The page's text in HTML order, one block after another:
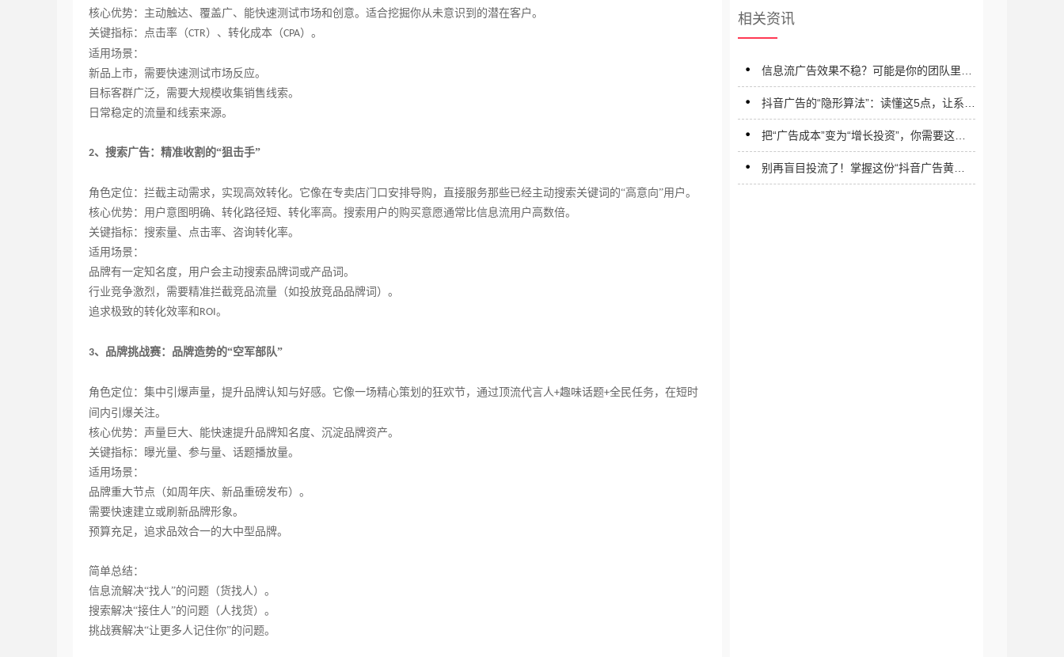
核心优势：主动触达、覆盖广、能快速测试市场和创意。适合挖掘你从未意识到的潜在客户。
关键指标：点击率（CTR）、转化成本（CPA）。
适用场景：
新品上市，需要快速测试市场反应。
目标客群广泛，需要大规模收集销售线索。
日常稳定的流量和线索来源。
2、搜索广告：精准收割的“狙击手”
角色定位：拦截主动需求，实现高效转化。它像在专卖店门口安排导购，直接服务那些已经主动搜索关键词的“高意向”用户。
核心优势：用户意图明确、转化路径短、转化率高。搜索用户的购买意愿通常比信息流用户高数倍。
关键指标：搜索量、点击率、咨询转化率。
适用场景：
品牌有一定知名度，用户会主动搜索品牌词或产品词。
行业竞争激烈，需要精准拦截竞品流量（如投放竞品品牌词）。
追求极致的转化效率和 ROI。
3、品牌挑战赛：品牌造势的“空军部队”
角色定位：集中引爆声量，提升品牌认知与好感。它像一场精心策划的狂欢节，通过顶流代言人+趣味话题+全民任务，在短时
间内引爆关注。
核心优势：声量巨大、能快速提升品牌知名度、沉淀品牌资产。
关键指标：曝光量、参与量、话题播放量。
适用场景：
品牌重大节点（如周年庆、新品重磅发布）。
需要快速建立或刷新品牌形象。
预算充足，追求品效合一的大中型品牌。
简单总结：
信息流解决“找人”的问题（货找人）。
搜索解决“接住人”的问题（人找货）。
挑战赛解决“让更多人记住你”的问题。
相关资讯
信息流广告效果不稳？可能是你的团队里少
抖音广告的“隐形算法”：读懂这5点，让系统
把“广告成本”变为“增长投资”，你需要这样
别再盲目投流了！掌握这份“抖音广告黄金